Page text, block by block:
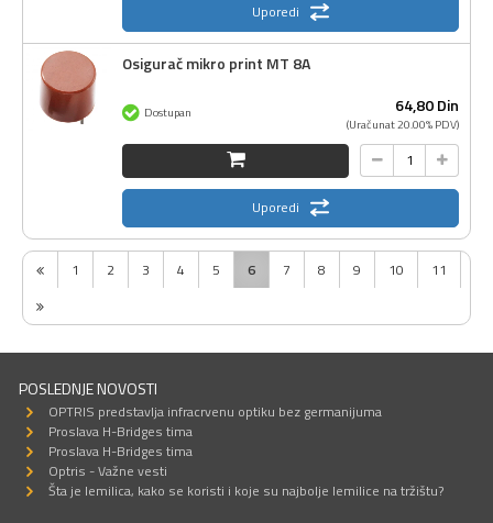
Uporedi
Osigurač mikro print MT 8A
64,80Din
(Uračunat 20.00% PDV)
Dostupan
Uporedi
1 2 3 4 5 6 7 8 9 10 11
POSLEDNJE NOVOSTI
OPTRIS predstavlja infracrvenu optiku bez germanijuma
Proslava H-Bridges tima
Proslava H-Bridges tima
Optris - Važne vesti
Šta je lemilica, kako se koristi i koje su najbolje lemilice na tržištu?